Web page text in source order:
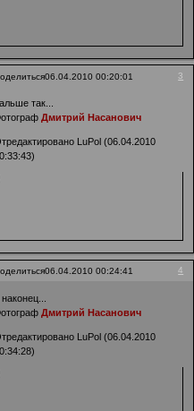
3
06.04.2010 00:20:01
так...
Дмитрий Насанович
LuPol (06.04.2010
4
06.04.2010 00:24:41
Дмитрий Насанович
LuPol (06.04.2010